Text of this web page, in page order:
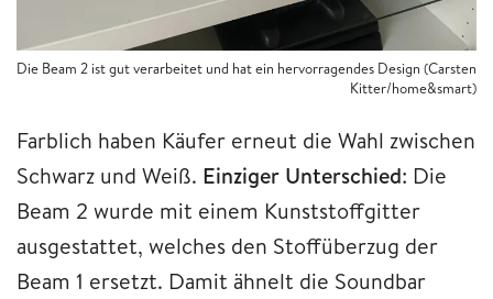
Die Beam 2 ist gut verarbeitet und hat ein hervorragendes Design (Carsten
Kitter/home&smart)
Farblich haben Käufer erneut die Wahl zwischen
Schwarz und Weiß. Einziger Unterschied: Die
Beam 2 wurde mit einem Kunststoffgitter
ausgestattet, welches den Stoffüberzug der
Beam 1 ersetzt. Damit ähnelt die Soundbar